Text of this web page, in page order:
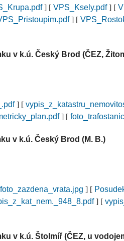
] [ VPS_Ksely.pdf] [
] [
v k.ú. Český Brod (ČEZ,
] [
] [
v k.ú. Český Brod (M. B.)
foto_zazdena_vrata.jpg ] [
] [
v k.ú. Štolmíř (ČEZ, u